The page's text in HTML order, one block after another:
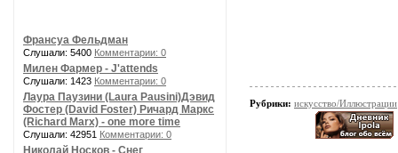
Франсуа Фельдман
Слушали: 5400 Комментарии: 0
Милен Фармер - J'attends
Слушали: 1423 Комментарии: 0
Лаура Паузини (Laura Pausini)Дэвид
Фостер (David Foster) Ричард Маркс
(Richard Marx) - one more time
Слушали: 42951 Комментарии: 0
Николай Носков - Снег
Рубрики: искусство/Иллюстрации